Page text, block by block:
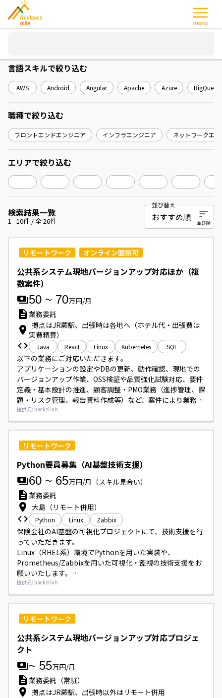
検索結果一覧
1 -10件 / 全26件
並び替え
リモートワーク オンライン面談可
公共系システム現地バージョンアップ対応ほか（複
数案件）
50 ~ 70万円/月
業務委託
拠点はJR蕨駅、出張時は各地へ（ホテル代・出張費は
実費精算）
Java React Linux Kubernetes SQL
以下の業務にご対応いただきます。
アプリケーションの設定やDBの更新、動作確認、現地での
バージョンアップ作業、OSS検証や品質強化試験対応、要件
定義・基本設計の推進、顧客調整・PMO業務（進捗管理、課
題・リスク管理、報告資料作成等）など、案件により業務内
容が異なります。
出張対応が発生しますので対応可能な方をお願いします。
提供元: hacksHub
リモートワーク
Python要員募集（AI基盤技術支援）
60 ~ 65万円/月 （スキル見合い）
業務委託
大島（リモート併用）
Python Linux Zabbix
保険会社のAI基盤の可視化プロジェクトにて、技術支援を行
っていただきます。
Linux（RHEL系）環境でPythonを用いた実装や、
Prometheus/Zabbixを用いた可視化・監視の技術支援をお
願いいたします。
基本設計からテスト工程までの作業にご対応いただきます。
提供元: hacksHub
リモートワーク
公共系システム現地バージョンアップ対応プロジェ
クト
~ 55万円/月
業務委託（常駐）
拠点はJR蕨駅、出張時以外はリモート併用
言語スキルで絞り込む
AWS Android Angular Apache Azure BigQuery
職種で絞り込む
フロントエンドエンジニア インフラエンジニア ネットワークエ
エリアで絞り込む